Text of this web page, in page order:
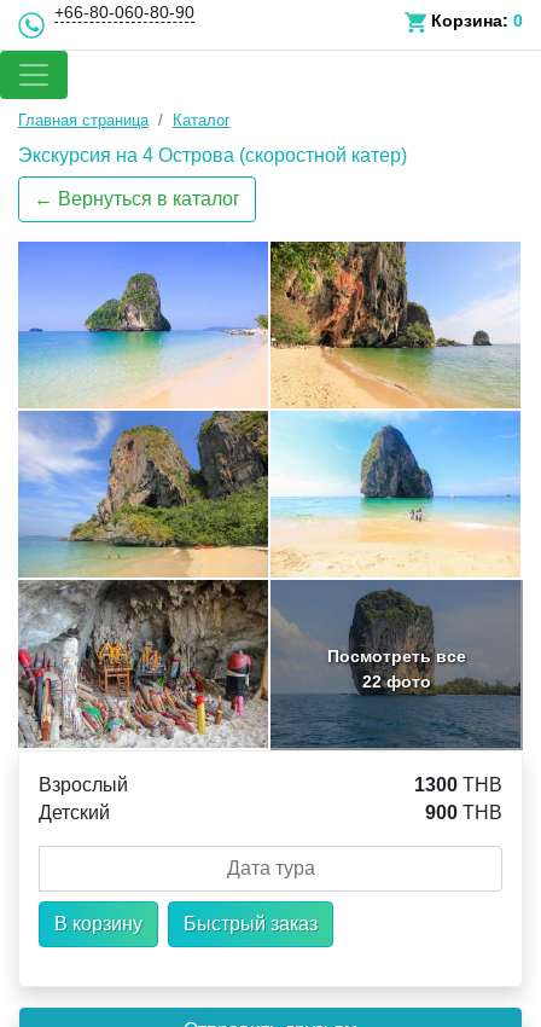
+66-80-060-80-90 Корзина: 0
Главная страница Каталог
Экскурсия на 4 Острова (скоростной катер)
← Вернуться в каталог
Посмотреть все
22 фото
Взрослый 1300 THB
Детский
900 THB